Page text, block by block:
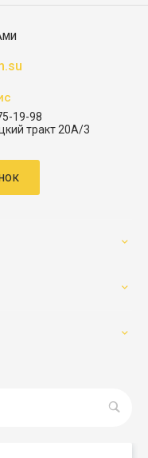
19-98
тракт 20А/3